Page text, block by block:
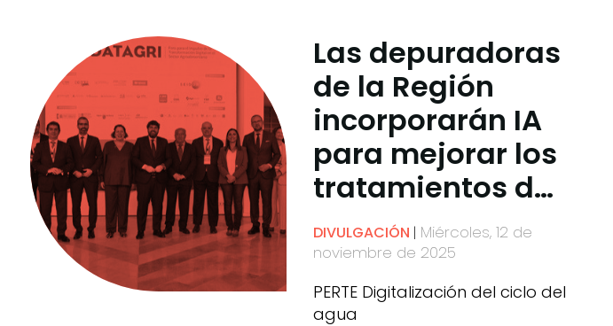
Las depuradoras
de la Región
incorporarán IA
para mejorar los
tratamientos de
regeneración del
agua
DIVULGACIÓN
Miércoles, 12 de
noviembre de 2025
PERTE Digitalización del ciclo del
agua